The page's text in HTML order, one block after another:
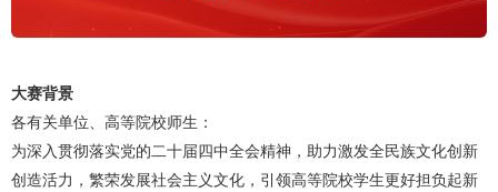
大赛背景
各有关单位、高等院校师生：
为深入贯彻落实党的二十届四中全会精神，助力激发全民族文化创新
创造活力，繁荣发展社会主义文化，引领高等院校学生更好担负起新